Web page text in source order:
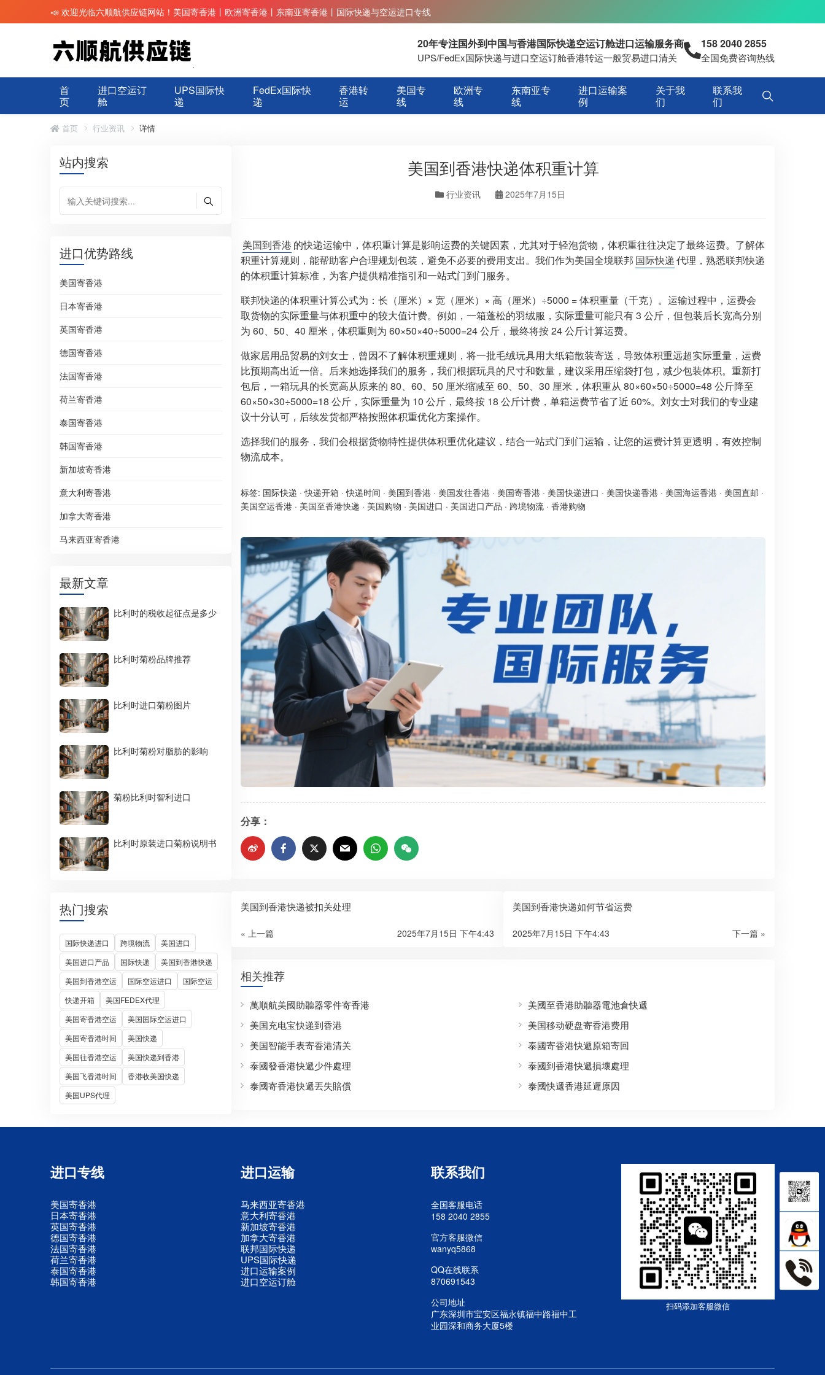
📣 欢迎光临六顺航供应链网站！美国寄香港丨欧洲寄香港丨东南亚寄香港丨国际快递与空运进口专线
20年专注国外到中国与香港国际快递空运订舱进口运输服务商
UPS/FedEx国际快递与进口空运订舱香港转运一般贸易进口清关
158 2040 2855
全国免费咨询热线
首
页
进口空运订
舱
UPS国际快
递
FedEx国际快
递
香港转
运
美国专
线
欧洲专
线
东南亚专
线
进口运输案
例
关于我
们
联系我
们
首页 行业资讯 详情
站内搜索
进口优势路线
美国寄香港
日本寄香港
英国寄香港
德国寄香港
法国寄香港
荷兰寄香港
泰国寄香港
韩国寄香港
新加坡寄香港
意大利寄香港
加拿大寄香港
马来西亚寄香港
最新文章
比利时的税收起征点是多少
比利时菊粉品牌推荐
比利时进口菊粉图片
比利时菊粉对脂肪的影响
菊粉比利时智利进口
比利时原装进口菊粉说明书
热门搜索
国际快递进口 跨境物流
美国进口
美国进口产品
国际快递
美国到香港快递
美国到香港空运
国际空运进口
国际空运
快递开箱
美国FEDEX代理
美国寄香港空运
美国国际空运进口
美国寄香港时间
美国快递
美国往香港空运
美国快递到香港
美国飞香港时间
香港收美国快递
美国UPS代理
美国到香港快递体积重计算
行业资讯 2025年7月15日
美国到香港 的快递运输中，体积重计算是影响运费的关键因素，尤其对于轻泡货物，体积重往往决定了最终运费。了解体
积重计算规则，能帮助客户合理规划包装，避免不必要的费用支出。我们作为美国全境联邦 国际快递代理，熟悉联邦快递
的体积重计算标准，为客户提供精准指引和一站式门到门服务。
联邦快递的体积重计算公式为：长（厘米）× 宽（厘米）× 高（厘米）÷5000 = 体积重量（千克）。运输过程中，运费会
取货物的实际重量与体积重中的较大值计费。例如，一箱蓬松的羽绒服，实际重量可能只有 3 公斤，但包装后长宽高分别
为 60、50、40 厘米，体积重则为 60×50×40÷5000=24 公斤，最终将按 24 公斤计算运费。
做家居用品贸易的刘女士，曾因不了解体积重规则，将一批毛绒玩具用大纸箱散装寄送，导致体积重远超实际重量，运费
比预期高出近一倍。后来她选择我们的服务，我们根据玩具的尺寸和数量，建议采用压缩袋打包，减少包装体积。重新打
包后，一箱玩具的长宽高从原来的 80、60、50 厘米缩减至 60、50、30 厘米，体积重从 80×60×50÷5000=48 公斤降至
60×50×30÷5000=18 公斤，实际重量为 10 公斤，最终按 18 公斤计费，单箱运费节省了近 60%。刘女士对我们的专业建
议十分认可，后续发货都严格按照体积重优化方案操作。
选择我们的服务，我们会根据货物特性提供体积重优化建议，结合一站式门到门运输，让您的运费计算更透明，有效控制
物流成本。
标签: 国际快递 ·快递开箱 ·快递时间 · 美国到香港 · 美国发往香港 · 美国寄香港 · 美国快递进口 · 美国快递香港 · 美国海运香港 · 美国直邮 ·
美国空运香港 · 美国至香港快递 · 美国购物 · 美国进口 · 美国进口产品 · 跨境物流 · 香港购物
分享：
美国到香港快递被扣关处理
« 上一篇 2025年7月15日 下午4:43
美国到香港快递如何节省运费
下一篇 »
2025年7月15日 下午4:43
相关推荐
萬順航美國助聽器零件寄香港
美國至香港助聽器電池倉快遞
美国充电宝快递到香港
美国移动硬盘寄香港费用
美国智能手表寄香港清关
泰國寄香港快遞原箱寄回
泰國發香港快遞少件處理
泰國到香港快遞損壞處理
泰國寄香港快遞丟失賠償
泰國快遞香港延遲原因
进口专线
美国寄香港
日本寄香港
英国寄香港
德国寄香港
法国寄香港
荷兰寄香港
泰国寄香港
韩国寄香港
进口运输
马来西亚寄香港
意大利寄香港
新加坡寄香港
加拿大寄香港
联邦国际快递
UPS国际快递
进口运输案例
进口空运订舱
联系我们
全国客服电话
158 2040 2855
官方客服微信
wanyq5868
QQ在线联系
870691543
公司地址
广东深圳市宝安区福永镇福中路福中工
业园深和商务大厦5楼
扫码添加客服微信